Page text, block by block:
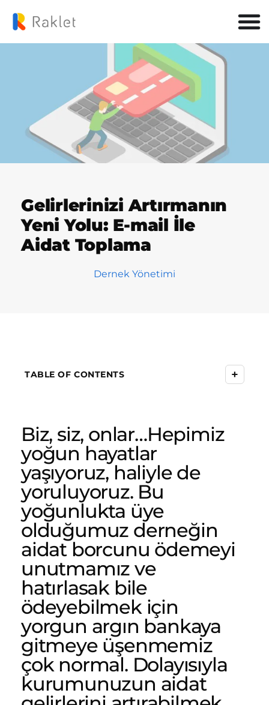
Gelirlerinizi Artırmanın
Yeni Yolu: E-mail İle
Aidat Toplama
Dernek Yönetimi
TABLE OF CONTENTS +
Biz, siz, onlar…Hepimiz
yoğun hayatlar
yaşıyoruz, haliyle de
yoruluyoruz. Bu
yoğunlukta üye
olduğumuz derneğin
aidat borcunu ödemeyi
unutmamız ve
hatırlasak bile
ödeyebilmek için
yorgun argın bankaya
gitmeye üşenmemiz
çok normal. Dolayısıyla
kurumunuzun aidat